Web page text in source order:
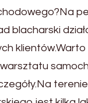
blacharski